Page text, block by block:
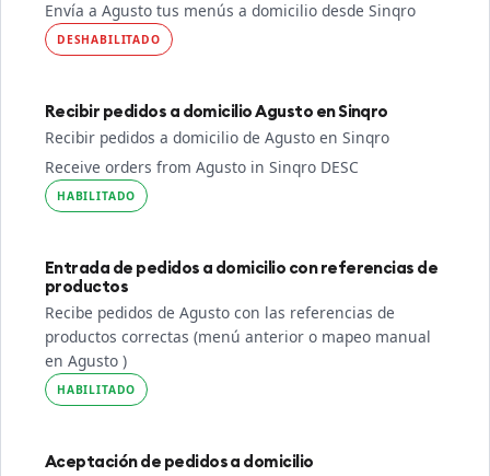
Envía a Agusto tus menús a domicilio desde Sinqro
DESHABILITADO
Recibir pedidos a domicilio Agusto en Sinqro
Recibir pedidos a domicilio de Agusto en Sinqro
Receive orders from Agusto in Sinqro DESC
HABILITADO
Entrada de pedidos a domicilio con referencias de
productos
Recibe pedidos de Agusto con las referencias de
productos correctas (menú anterior o mapeo manual
en Agusto )
HABILITADO
Aceptación de pedidos a domicilio